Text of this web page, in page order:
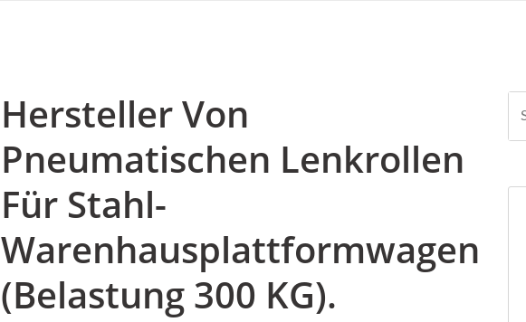
Hersteller Von
Pneumatischen Lenkrollen
Für Stahl-
Warenhausplattformwagen
(Belastung 300 KG).